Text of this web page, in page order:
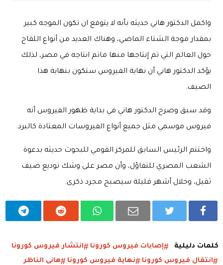
واكمل الدكتور هاني حديثه بأنه لا يتوقع ان تكون الموجه كبير
بمقدار موجة الشتاء الماضي، وهناك العديد من أنواع اللقاح
حول العالم التي تم إنتاجها منها ماتم انتاجه في مصر، لذلك
يؤكد الدكتور هاني أن نهاية الفيروس ستكون بنهاية هذا
الصيف.
وقد سبق وصرح الدكتور هاني في بداية ظهور الفيروس أنه
فيروس موسمي مثل جميع أنواع الفيروسات المعتادة كالبرد.
واختتم الرئيس السابق للمركز القومي للبحوث حديثه بدعوة
الشعب المصري للتفاؤل، وأن مصر على وشك توديع ضيف
ثقيل، وخلال أشهر قليلة سيصبح مجرد ذكرى.
كلمات دليلية إصابات فيروس كورونا
انتشار فيروس كورونا
انتقال فيروس كورونا
نهاية فيروس كورونا هانى الناظر